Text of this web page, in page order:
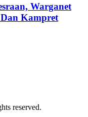
Warganet
Kampret
reserved.